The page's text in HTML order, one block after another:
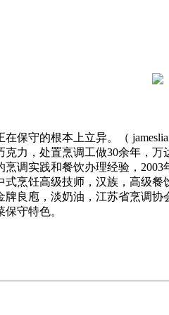
的根本上立异。（
力，处置烹调工做30余年，
调实践和餐饮办理经验，
烹饪高级技师，汉族，高级
良庖，淡奶油，江苏省烹调
守特色。